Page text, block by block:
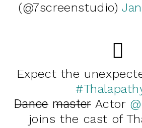
(@7screenstudio)
Expect the
D̶a̶n̶c̶e̶ m̶a̶s̶t̶e̶r̶ Actor
joins the cast of